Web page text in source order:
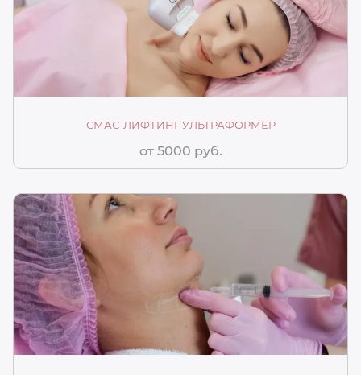
СМАС-ЛИФТИНГ УЛЬТРАФОРМЕР
от 5000 руб.